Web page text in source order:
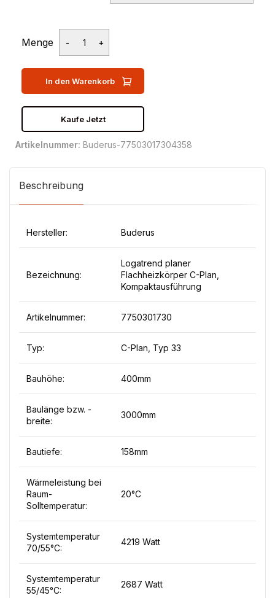
Menge
In den Warenkorb
Kaufe Jetzt
Artikelnummer: Buderus-77503017304358
Beschreibung
Hersteller: Buderus
Bezeichnung:
Logatrend planer
Flachheizkörper C-Plan,
Kompaktausführung
Artikelnummer: 7750301730
Typ: C-Plan, Typ 33
Bauhöhe: 400mm
Baulänge bzw. -
breite:
3000mm
Bautiefe: 158mm
Wärmeleistung bei
Raum-
Solltemperatur:
20°C
Systemtemperatur
70/55°C:
4219 Watt
Systemtemperatur
55/45°C:
2687 Watt